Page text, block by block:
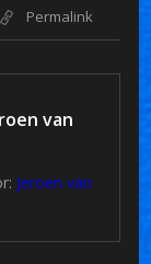
Permalink
van
Jeroen van